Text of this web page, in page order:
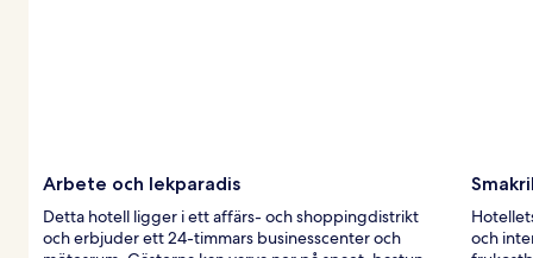
Arbete och lekparadis
Detta hotell ligger i ett affärs- och shoppingdistrikt
och erbjuder ett 24-timmars businesscenter och
och